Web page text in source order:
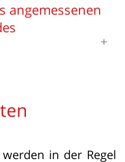
angemessenen
der Höhe der
ist
in der Regel